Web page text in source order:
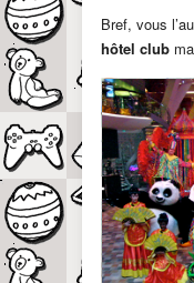
Bref, vous
hôtel club